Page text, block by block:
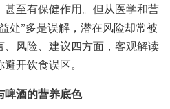
甚至有保健作用。但从医学和营
处”多是误解，潜在风险却常被
、风险、建议四方面，客观解读
开饮食误区。
啤酒的营养底色